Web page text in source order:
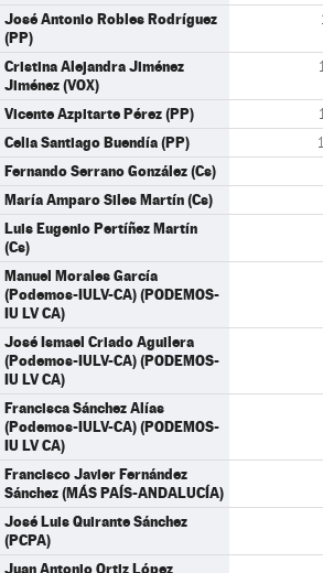
José Antonio Robles Rodríguez
(PP)
Cristina Alejandra Jiménez
Jiménez (VOX)
Vicente Azpitarte Pérez (PP)
Celia Santiago Buendía (PP)
Fernando Serrano González (Cs)
María Amparo Siles Martín (Cs)
Luis Eugenio Pertíñez Martín
(Cs)
Manuel Morales García
(Podemos-IULV-CA) (PODEMOS-
IU LV CA)
José Ismael Criado Aguilera
(Podemos-IULV-CA) (PODEMOS-
IU LV CA)
Francisca Sánchez Alías
(Podemos-IULV-CA) (PODEMOS-
IU LV CA)
Francisco Javier Fernández
Sánchez (MÁS PAÍS-ANDALUCÍA)
José Luis Quirante Sánchez
(PCPA)
Juan Antonio Ortiz López